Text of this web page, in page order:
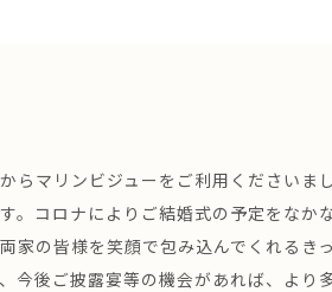
らマリンビジューをご利用ください
。コロナによりご結婚式の予定をな
家の皆様を笑顔で包み込んでくれる
今後ご披露宴等の機会があれば、よ